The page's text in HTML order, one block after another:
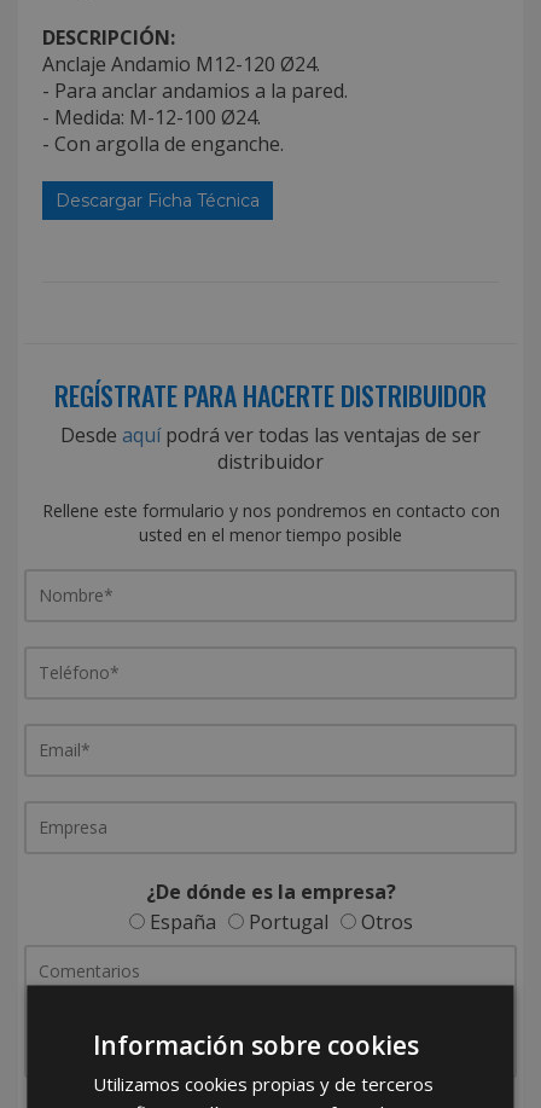
DESCRIPCIÓN:
Anclaje Andamio M12-120 Ø24.
- Para anclar andamios a la pared.
- Medida: M-12-100 Ø24.
- Con argolla de enganche.
Descargar Ficha Técnica
REGÍSTRATE PARA HACERTE DISTRIBUIDOR
Desde aquípodrá ver todas las ventajas de ser
distribuidor
Rellene este formulario y nos pondremos en contacto con
usted en el menor tiempo posible
¿De dónde es la empresa?
España
Portugal Otros
Información sobre cookies
Utilizamos cookies propias y de terceros